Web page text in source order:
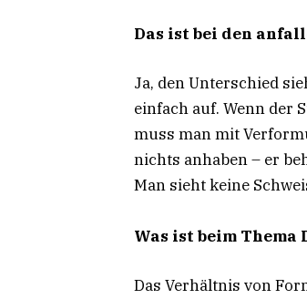
Das ist bei den
Ja, den Unterschied
einfach auf. Wenn der
muss man mit
nichts anhaben – er
Man sieht keine
Was ist beim
Das Verhältnis von